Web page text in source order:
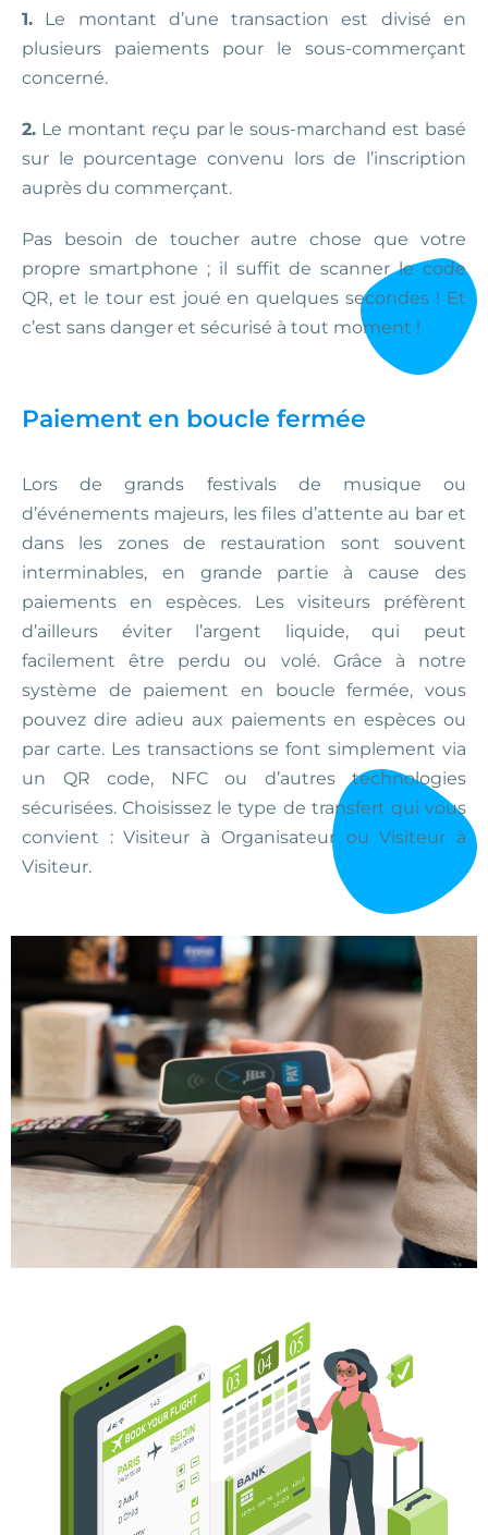
1. Le montant d’une transaction est divisé en
plusieurs paiements pour le sous-commerçant
concerné.
2. Le montant reçu par le sous-marchand est basé
sur le pourcentage convenu lors de l’inscription
auprès du commerçant.
Pas besoin de toucher autre chose que votre
propre smartphone ; il suffit de scanner le code
QR, et le tour est joué en quelques secondes ! Et
c’est sans danger et sécurisé à tout moment !
Paiement en boucle fermée
Lors de grands festivals de musique ou
d’événements majeurs, les files d’attente au bar et
dans les zones de restauration sont souvent
interminables, en grande partie à cause des
paiements en espèces. Les visiteurs préfèrent
d’ailleurs éviter l’argent liquide, qui peut
facilement être perdu ou volé. Grâce à notre
système de paiement en boucle fermée, vous
pouvez dire adieu aux paiements en espèces ou
par carte. Les transactions se font simplement via
un QR code, NFC ou d’autres technologies
sécurisées. Choisissez le type de transfert qui vous
convient : Visiteur à Organisateur ou Visiteur à
Visiteur.